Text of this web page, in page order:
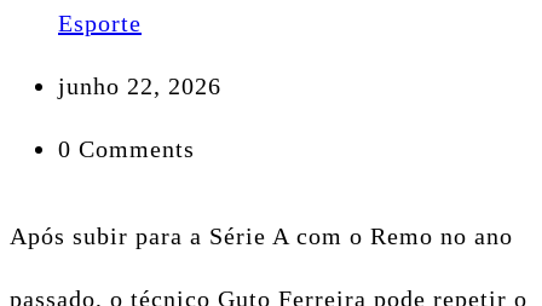
Esporte
junho 22, 2026
0 Comments
Após subir para a Série A com o Remo no ano
passado, o técnico Guto Ferreira pode repetir o